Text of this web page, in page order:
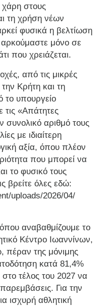
στους
τη χρήση νέων
φυσικά η βελτίωση
αρκούμαστε μόνο σε
που χρειάζεται.
από τις μικρές
Κρήτη και τη
υπουργείο
τις «Απάτητες
συνολικό αριθμό τους
με ιδιαίτερη
αξία, όπου πλέον
που μπορεί να
το φυσικό τους
βρείτε όλες εδώ:
uploads/2026/04/
αναβαθμίζουμε το
Κέντρο Ιωαννίνων,
πέραν της μόνιμης
κατά 81,4%
τέλος του 2027 να
Για την
ισχυρή αθλητική